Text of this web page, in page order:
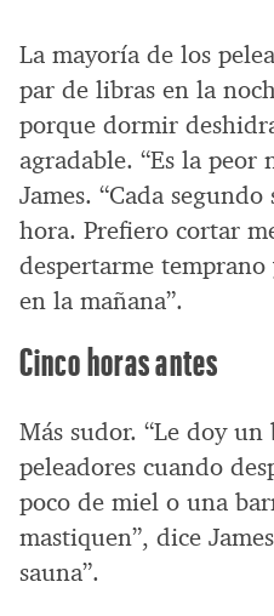
La mayoría de los
par de libras en la
porque dormir
agradable. “Es la peor
James. “Cada
hora. Prefiero cortar
despertarme
en la mañana”.
Cinco horas antes
Más sudor. “Le doy
peleadores cuando
poco de miel o una
mastiquen”, dice
sauna”.